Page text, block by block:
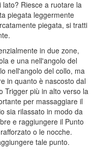
Riesce a ruotare la
piegata leggermente
piegata, si tratti
in due zone,
e una nell'angolo del
nell'angolo del collo, ma
in quanto è nascosto dal
Trigger più in alto verso la
per massaggiare il
sia rilassato in modo da
e raggiungere il Punto
o le nocche.
tale punto.